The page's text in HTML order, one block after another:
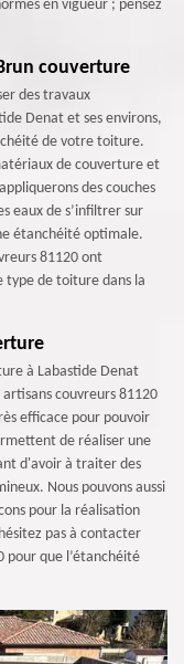
en vigueur ; pensez
couverture
des travaux
Denat et ses environs,
de votre toiture.
de couverture et
des couches
eaux de s’infiltrer sur
étanchéité optimale.
81120 ont
type de toiture dans la
à Labastide Denat
couvreurs 81120
efficace pour pouvoir
de réaliser une
d'avoir à traiter des
Nous pouvons aussi
pour la réalisation
pas à contacter
pour que l’étanchéité